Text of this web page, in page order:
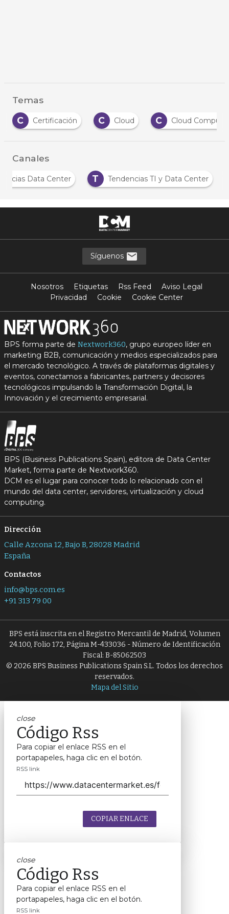
Temas
C
Certificación C Cloud C Cloud
Canales
Data Center T Tendencias TI y Data Center
Síguenos
Nosotros Etiquetas Rss Feed
Aviso Legal
Privacidad
Cookie Cookie Center
BPS forma parte de Nextwork360, grupo europeo líder en
marketing B2B, comunicación y medios especializados para
el mercado tecnológico. A través de plataformas digitales y
eventos, conectamos a fabricantes, partners y decisores
tecnológicos impulsando la Transformación Digital, la
Innovación y el crecimiento empresarial.
BPS (Business Publications Spain), editora de Data Center
Market, forma parte de Nextwork360.
DCM es el lugar para conocer todo lo relacionado con el
mundo del data center, servidores, virtualización y cloud
computing.
Dirección
Calle Azcona 12, Bajo B, 28028 Madrid
España
Contactos
info@bps.com.es
+91 313 79 00
BPS está inscrita en el Registro Mercantil de Madrid, Volumen
24.100, Folio 172, Página M-433036 - Número de Identificación
Fiscal: B-85062503
© 2026 BPS Business Publications Spain S.L. Todos los derechos
reservados.
Mapa del Sitio
close
Código Rss
Para copiar el enlace RSS en el
portapapeles, haga clic en el botón.
RSS link
COPIAR ENLACE
close
Código Rss
Para copiar el enlace RSS en el
portapapeles, haga clic en el botón.
RSS link